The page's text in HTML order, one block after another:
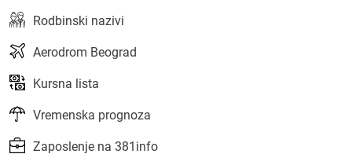
Rodbinski nazivi
Aerodrom Beograd
Kursna lista
Vremenska prognoza
Zaposlenje na 381info